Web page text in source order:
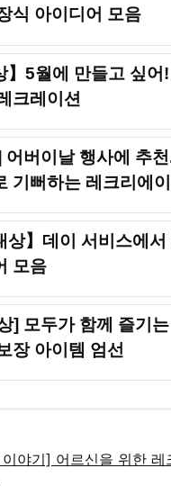
식 아이디어 모음
】5월에 만들고 싶
크레이션
버이날 행사에 추천
기뻐하는 레크리에
상】데이 서비스에
모음
] 모두가 함께 즐기
장 아이템 엄선
야기] 어르신을 위한 레